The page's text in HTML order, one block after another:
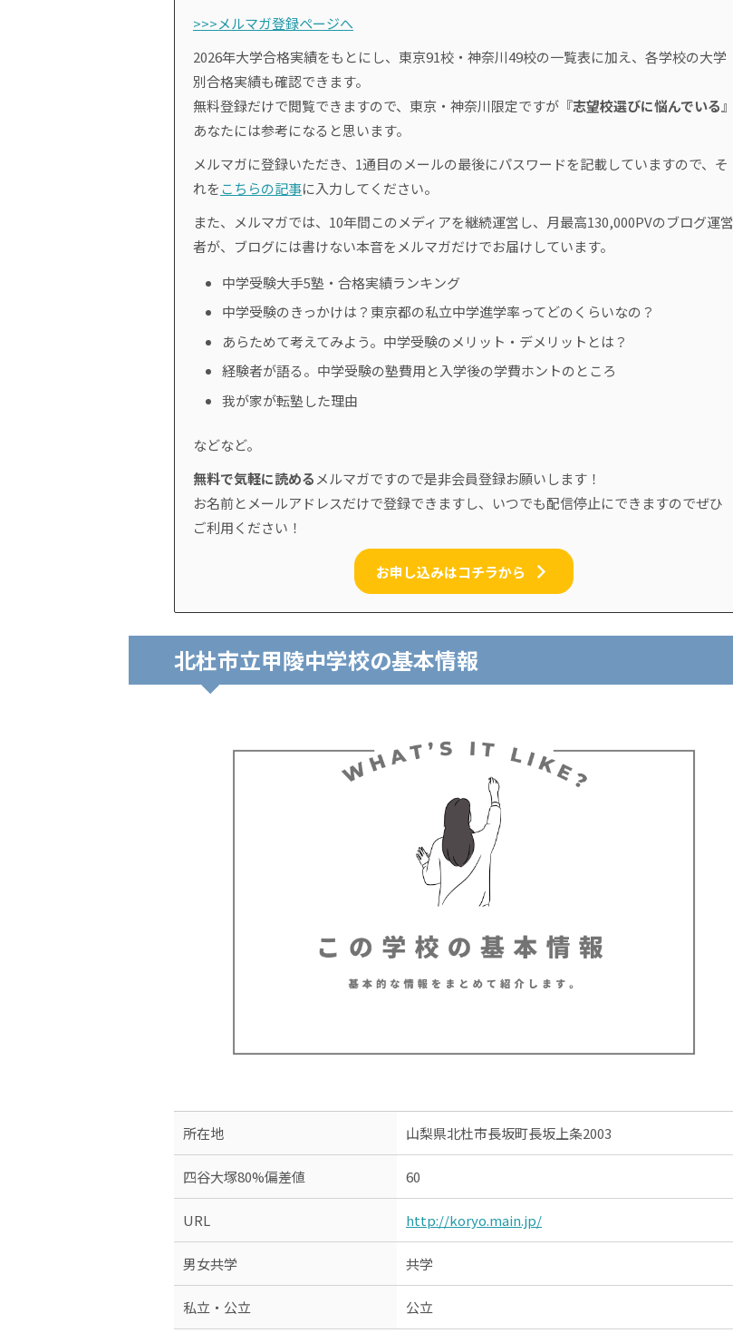
>>>メルマガ登録ページへ
2026年大学合格実績をもとにし、東京91校・神奈川49校の一覧表に加え、各学校の大学
別合格実績も確認できます。
無料登録だけで閲覧できますので、東京・神奈川限定ですが『志望校選びに悩んでいる 』
あなたには参考になると思います。
メルマガに登録いただき、1通目のメールの最後にパスワードを記載していますので、そ
れをこちらの記事に入力してください。
また、メルマガでは、10年間このメディアを継続運営し、月最高130,000PVのブログ運営
者が、ブログには書けない本音をメルマガだけでお届けしています。
中学受験大手5塾・合格実績ランキング
中学受験のきっかけは？東京都の私立中学進学率ってどのくらいなの？
あらためて考えてみよう。中学受験のメリット・デメリットとは？
経験者が語る。中学受験の塾費用と入学後の学費ホントのところ
我が家が転塾した理由
などなど。
無料で気軽に読めるメルマガですので是非会員登録お願いします！
お名前とメールアドレスだけで登録できますし、いつでも配信停止にできますのでぜひ
ご利用ください！
お申し込みはコチラから
北杜市立甲陵中学校の基本情報
所在地 山梨県北杜市長坂町長坂上条2003
四谷大塚80%偏差値 60
URL http://koryo.main.jp/
男女共学 共学
私立・公立 公立